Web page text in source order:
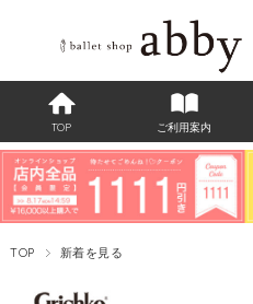
TOP ご利用案内
TOP 新着を見る